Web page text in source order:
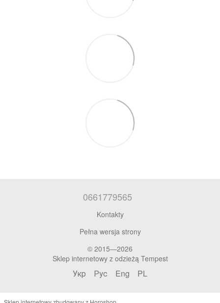
0661779565
Kontakty
Pełna wersja strony
© 2015—2026
Sklep internetowy z odzieżą Tempest
Укр Рус Eng PL